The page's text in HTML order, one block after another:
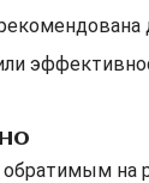
обратимым на